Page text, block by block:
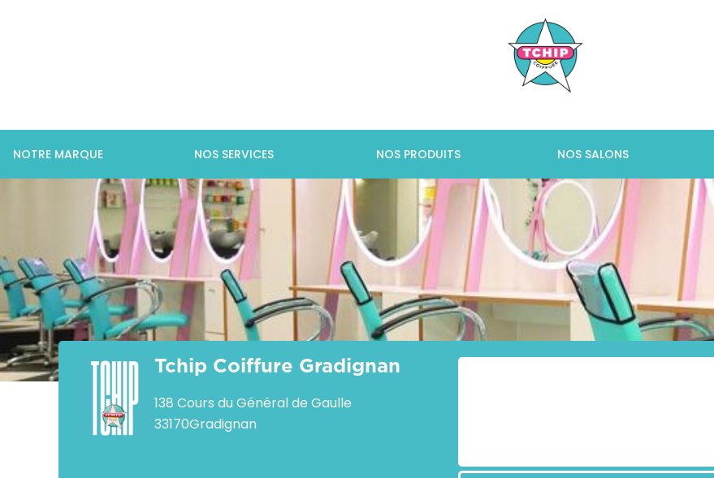
NOTRE MARQUE NOS SERVICES NOS PRODUITS NOS SALONS
Tchip Coiffure Gradignan
138 Cours du Général de Gaulle
33170Gradignan